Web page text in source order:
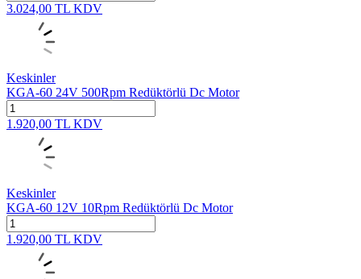
3.024,00 TL KDV
Keskinler
KGA-60 24V 500Rpm Redüktörlü Dc Motor
1.920,00 TL KDV
Keskinler
KGA-60 12V 10Rpm Redüktörlü Dc Motor
1.920,00 TL KDV